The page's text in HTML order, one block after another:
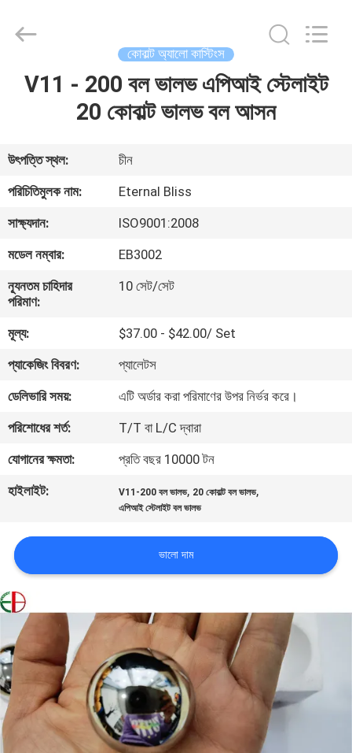
বাড়ি
ভিডিও
আমাদের
সম্পর্কে
ভ্রমণ
মান
নিয়ন্ত্রণ
যোগাযোগ
করুন
খবর
উদ্ধৃতির
জন্য
আবেদন
সাইট
ম্যাপ
Forging
Reserved.
কোবাল্ট অ্যালো কাস্টিংস
V11 - 200 বল ভালভ এপিআই স্টেলাইট
20 কোবাল্ট ভালভ বল আসন
উৎপত্তি স্থল:
চীন
পরিচিতিমুলক নাম:
Eternal Bliss
সাক্ষ্যদান:
ISO9001:2008
মডেল নম্বার:
EB3002
ন্যূনতম চাহিদার
পরিমাণ:
10 সেট/সেট
মূল্য:
$37.00 - $42.00/ Set
প্যাকেজিং বিবরণ:
প্যালেটস
ডেলিভারি সময়:
এটি অর্ডার করা পরিমাণের উপর নির্ভর করে।
পরিশোধের শর্ত:
T/T বা L/C দ্বারা
যোগানের ক্ষমতা:
প্রতি বছর 10000 টন
হাইলাইট:
V11-200 বল ভালভ, 20 কোবাল্ট বল ভালভ,
এপিআই স্টেলাইট বল ভালভ
ভালো দাম